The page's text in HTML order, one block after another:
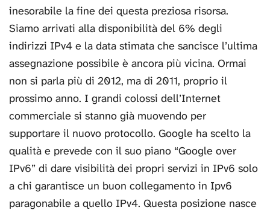
inesorabile la fine dei questa preziosa risorsa.
Siamo arrivati alla disponibilità del 6% degli
indirizzi IPv4 e la data stimata che sancisce l’ultima
assegnazione possibile è ancora più vicina. Ormai
non si parla più di 2012, ma di 2011, proprio il
prossimo anno. I grandi colossi dell’Internet
commerciale si stanno già muovendo per
supportare il nuovo protocollo. Google ha scelto la
qualità e prevede con il suo piano “Google over
IPv6” di dare visibilità dei propri servizi in IPv6 solo
a chi garantisce un buon collegamento in Ipv6
paragonabile a quello IPv4. Questa posizione nasce